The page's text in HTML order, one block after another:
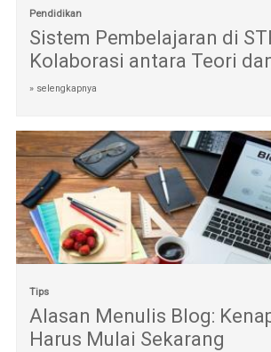
Pendidikan
Sistem Pembelajaran di
Kolaborasi antara Teori
» selengkapnya
Tips
Alasan Menulis Blog:
Harus Mulai Sekarang